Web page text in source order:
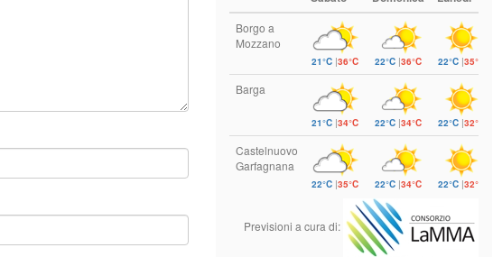
Borgo a
Mozzano
21°C |36°C 22°C |36°C 22°C |35°C
Barga
21°C |34°C 22°C |34°C 22°C |32°C
Castelnuovo
Garfagnana
22°C |35°C 22°C |34°C 22°C |32°C
Previsioni a cura di: